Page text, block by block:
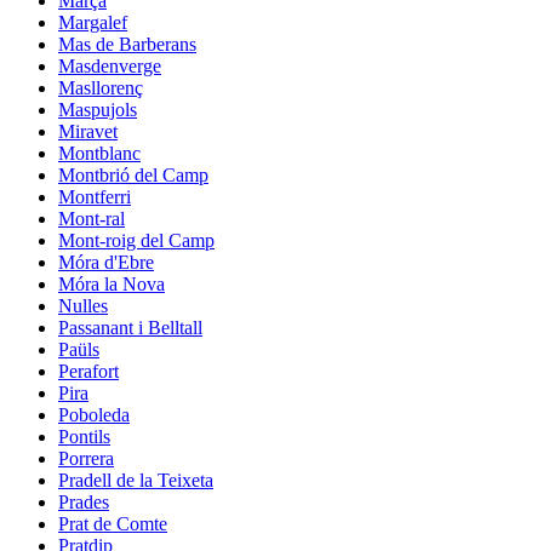
Margalef
Mas de Barberans
Masdenverge
Masllorenç
Maspujols
Miravet
Montblanc
Montbrió del Camp
Montferri
Mont-ral
Mont-roig del Camp
Móra d'Ebre
Móra la Nova
Nulles
Passanant i Belltall
Paüls
Perafort
Pira
Poboleda
Pontils
Porrera
Pradell de la Teixeta
Prades
Prat de Comte
Pratdip